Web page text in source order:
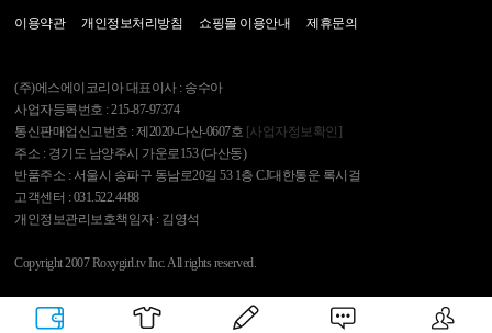
이용약관 개인정보처리방침 쇼핑몰 이용안내 제휴문의
(주)에스에이코리아 대표이사 : 송수아
사업자등록번호 : 215-87-97374
통신판매업신고번호 : 제2020-다산-0607호 [사업자정보확인]
주소 : 경기도 남양주시 가운로153 (다산동)
반품주소 : 서울시 송파구 동남로20길 53 1층 CJ대한통운 록시걸
고객센터 : 031.522.4488
개인정보관리보호책임자 : 김영석
Copyright 2007 Roxygirl.tv Inc. All rights reserved.
록시걸 PC Ver